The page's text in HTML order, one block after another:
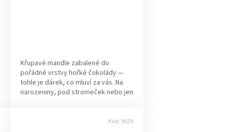
Křupavé mandle zabalené do
pořádné vrstvy hořké čokolády —
tohle je dárek, co mluví za vás. Na
narozeniny, pod stromeček nebo jen
Kód: 9029